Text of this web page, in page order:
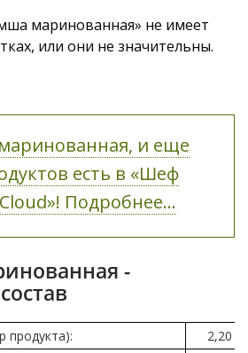
маринованная» не имеет
или они не значительны.
и еще
есть в «Шеф
Подробнее...
-
продукта):
2,20